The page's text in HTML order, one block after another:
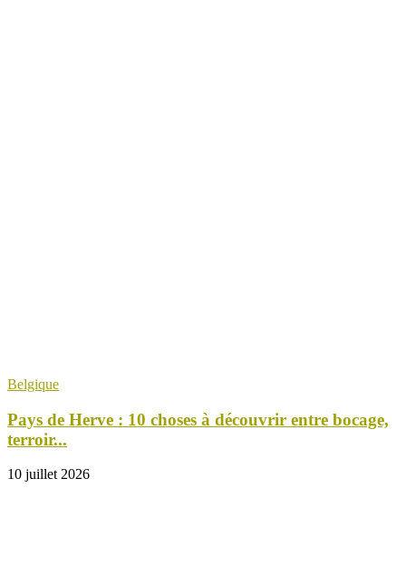
Belgique
Pays de Herve : 10 choses à découvrir entre bocage,
terroir...
10 juillet 2026